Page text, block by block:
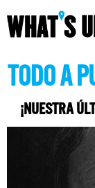
TODO A
¡NUESTRA